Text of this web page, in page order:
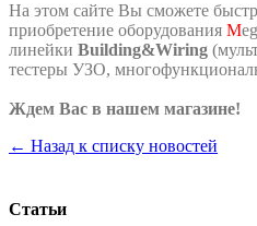
На этом сайте Вы сможете
приобретение оборудования M
линейки Building&Wiring
тестеры УЗО,
Ждем Вас в нашем магазине!
← Назад к списку новостей
Статьи